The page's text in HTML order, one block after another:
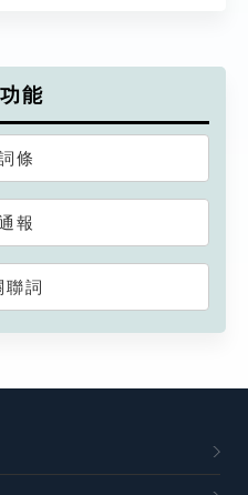
能
條
報
聯詞